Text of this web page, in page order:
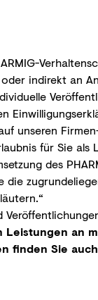
indirekt an
unseren
für Sie
des
die
an
finden Sie